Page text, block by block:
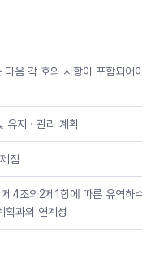
음 각 호의 사항이 포함되어
유지ㆍ관리 계획
점
4조의2제1항에 따른 유역하
획과의 연계성